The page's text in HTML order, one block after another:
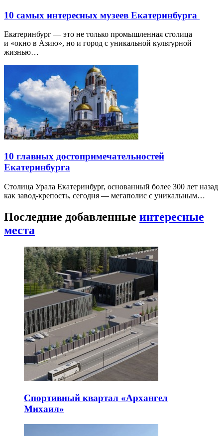
10 самых интересных музеев Екатеринбурга
Екатеринбург — это не только промышленная столица
и «окно в Азию», но и город с уникальной культурной
жизнью…
10 главных достопримечательностей
Екатеринбурга
Столица Урала Екатеринбург, основанный более 300 лет назад
как завод-крепость, сегодня — мегаполис с уникальным…
Последние добавленные интересные
места
Спортивный квартал «Архангел
Михаил»